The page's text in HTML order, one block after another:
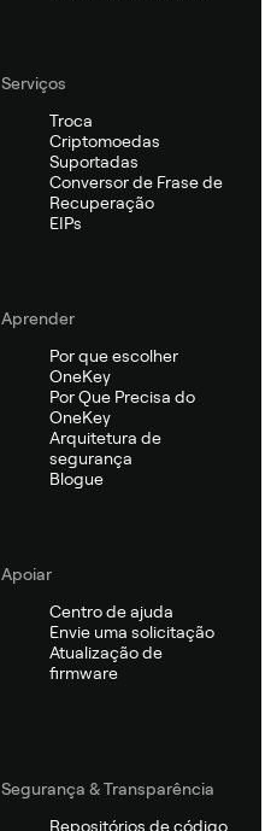
Serviços
Troca
Criptomoedas
Suportadas
Conversor de Frase de
Recuperação
EIPs
Aprender
Por que escolher
OneKey
Por Que Precisa do
OneKey
Arquitetura de
segurança
Blogue
Apoiar
Centro de ajuda
Envie uma solicitação
Atualização de
firmware
Segurança & Transparência
Repositórios de código